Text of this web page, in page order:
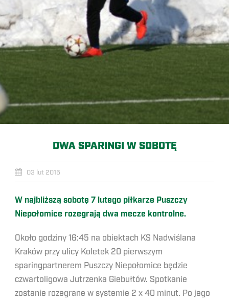
DWA SPARINGI W SOBOTĘ
03 lut 2015
W najbliższą sobotę 7 lutego piłkarze Puszczy
Niepołomice rozegrają dwa mecze kontrolne.
Około godziny 16:45 na obiektach KS Nadwiślana
Kraków przy ulicy Koletek 20 pierwszym
sparingpartnerem Puszczy Niepołomice będzie
czwartoligowa Jutrzenka Giebułtów. Spotkanie
zostanie rozegrane w systemie 2 x 40 minut. Po jego